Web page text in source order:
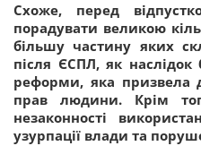
Схоже, перед
порадувати великою
більшу частину яких
після ЄСПЛ, як наслідок
реформи, яка призвела
прав людини. Крім
незаконності
узурпації влади та